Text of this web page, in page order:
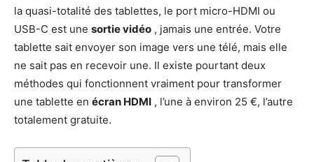
la quasi-totalité des tablettes, le port micro-HDMI ou
USB-C est une sortie vidéo , jamais une entrée. Votre
tablette sait envoyer son image vers une télé, mais elle
ne sait pas en recevoir une. Il existe pourtant deux
méthodes qui fonctionnent vraiment pour transformer
une tablette en écran HDMI , l’une à environ 25 €, l’autre
totalement gratuite.